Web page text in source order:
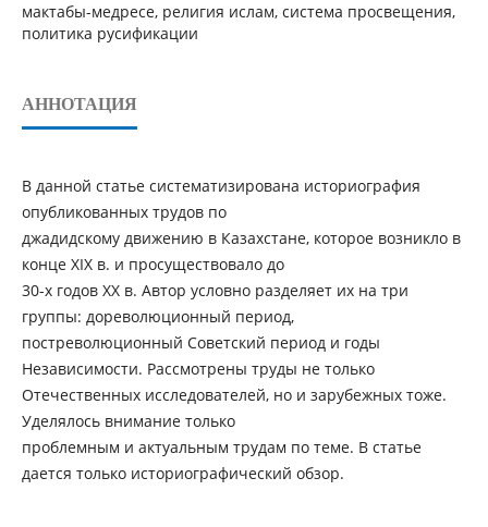
мактабы-медресе, религия ислам, система просвещения,
политика русификации
АННОТАЦИЯ
В данной статье систематизирована историография
опубликованных трудов по
джадидскому движению в Казахстане, которое возникло в
конце ХІХ в. и просуществовало до
30-х годов ХХ в. Автор условно разделяет их на три
группы: дореволюционный период,
постреволюционный Советский период и годы
Независимости. Рассмотрены труды не только
Отечественных исследователей, но и зарубежных тоже.
Уделялось внимание только
проблемным и актуальным трудам по теме. В статье
дается только историографический обзор.